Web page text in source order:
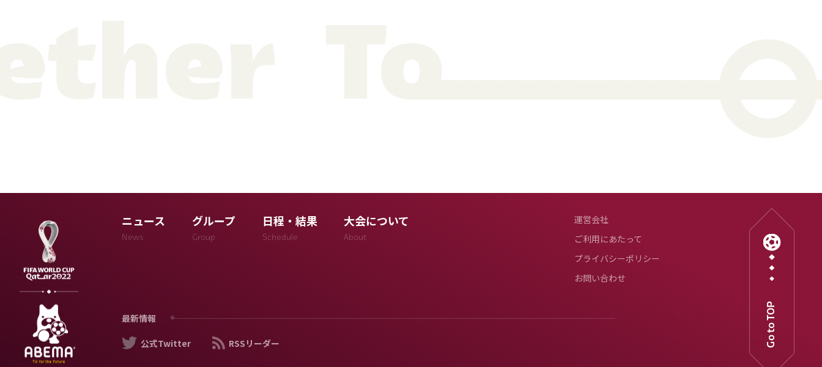
ニュース
News
グループ
Group
日程・結果
Schedule
大会について
About
運営会社
ご利用にあたって
プライバシーポリシー
お問い合わせ
最新情報
公式Twitter RSSリーダー Go to TOP